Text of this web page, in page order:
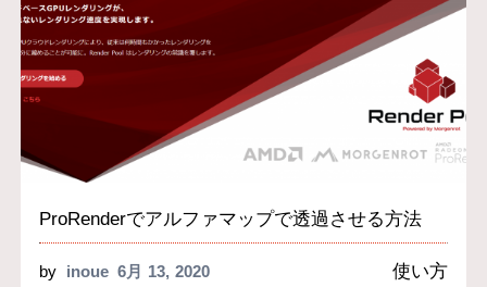
ProRenderでアルファマップで透過させる方法
by inoue 6月 13, 2020 使い方